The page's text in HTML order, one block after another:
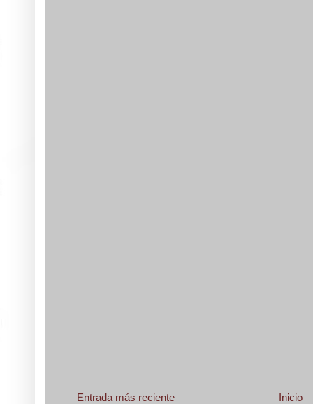
Entrada más reciente Inicio